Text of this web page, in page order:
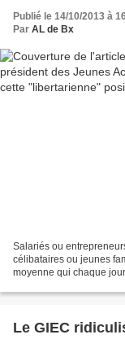
Publié le 14/10/2013 à
Par AL de Bx
Salariés ou
célibataires ou jeunes
moyenne qui chaque
Le GIEC